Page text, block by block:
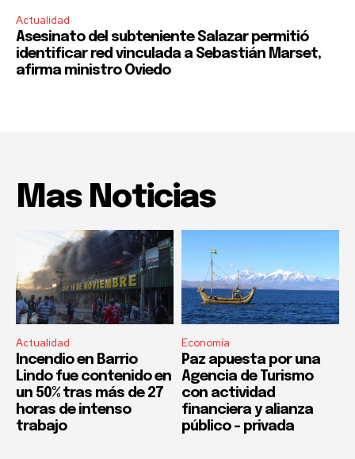
Actualidad
Asesinato del subteniente Salazar permitió
identificar red vinculada a Sebastián Marset,
afirma ministro Oviedo
Mas Noticias
Actualidad
Incendio en Barrio
Lindo fue contenido en
un 50% tras más de 27
horas de intenso
trabajo
Economía
Paz apuesta por una
Agencia de Turismo
con actividad
financiera y alianza
público – privada